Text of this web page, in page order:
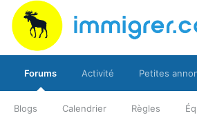
Forums
Blogs Calendrier Règles
Activité Petites